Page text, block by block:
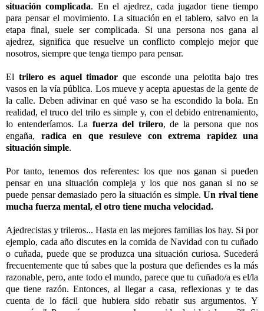
situación complicada. En el ajedrez, cada jugador tiene tiempo
para pensar el movimiento. La situación en el tablero, salvo en la
etapa final, suele ser complicada. Si una persona nos gana al
ajedrez, significa que resuelve un conflicto complejo mejor que
nosotros, siempre que tenga tiempo para pensar.
El trilero es aquel timador que esconde una pelotita bajo tres
vasos en la vía pública. Los mueve y acepta apuestas de la gente de
la calle. Deben adivinar en qué vaso se ha escondido la bola. En
realidad, el truco del trilo es simple y, con el debido entrenamiento,
lo entenderíamos. La fuerza del trilero, de la persona que nos
engaña, radica en que resuleve con extrema rapidez una
situación simple.
Por tanto, tenemos dos referentes: los que nos ganan si pueden
pensar en una situación compleja y los que nos ganan si no se
puede pensar demasiado pero la situación es simple. Un rival tiene
mucha fuerza mental, el otro tiene mucha velocidad.
Ajedrecistas y trileros... Hasta en las mejores familias los hay. Si por
ejemplo, cada año discutes en la comida de Navidad con tu cuñado
o cuñada, puede que se produzca una situación curiosa. Sucederá
frecuentemente que tú sabes que la postura que defiendes es la más
razonable, pero, ante todo el mundo, parece que tu cuñado/a es el/la
que tiene razón. Entonces, al llegar a casa, reflexionas y te das
cuenta de lo fácil que hubiera sido rebatir sus argumentos. Y